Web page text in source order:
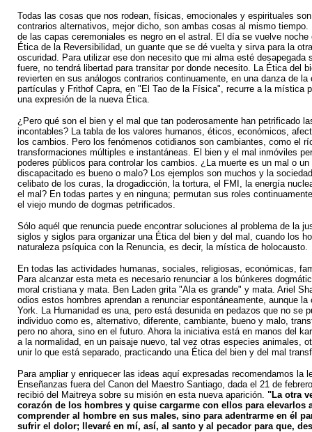
Todas las cosas que nos rodean, físicas, emocionales y espirituales
contrarios alternativos, mejor dicho, son ambas cosas al mismo
de las capas ceremoniales es negro en el astral. El día se vuelve
Ética de la Reversibilidad, un guante que se dé vuelta y sirva para la
oscuridad. Para utilizar ese don necesito que mi alma esté
fuere, no tendrá libertad para transitar por donde necesito. La Ética del
revierten en sus análogos contrarios continuamente, en una danza de
partículas y Frithof Capra, en "El Tao de la Física", recurre a la mística
una expresión de la nueva Ética.
¿Pero qué son el bien y el mal que tan poderosamente han petrificado
incontables? La tabla de los valores humanos, éticos, económicos,
los cambios. Pero los fenómenos cotidianos son cambiantes, como el
transformaciones múltiples e instantáneas. El bien y el mal inmóviles
poderes públicos para controlar los cambios. ¿La muerte es un mal o
discapacitado es bueno o malo? Los ejemplos son muchos y la
celibato de los curas, la drogadicción, la tortura, el FMI, la energía
el mal? En todas partes y en ninguna; permutan sus roles
el viejo mundo de dogmas petrificados.
Sólo aquél que renuncia puede encontrar soluciones al problema de la
siglos y siglos para organizar una Ética del bien y del mal, cuando los
naturaleza psíquica con la Renuncia, es decir, la mística de holocausto.
En todas las actividades humanas, sociales, religiosas, económicas,
Para alcanzar esta meta es necesario renunciar a los búnkeres
moral cristiana y mata. Ben Laden grita "Ala es grande" y mata. Ariel
odios estos hombres aprendan a renunciar espontáneamente, aunque
York. La Humanidad es una, pero está desunida en pedazos que no
individuo como es, alternativo, diferente, cambiante, bueno y malo,
pero no ahora, sino en el futuro. Ahora la iniciativa está en manos del
a la normalidad, en un paisaje nuevo, tal vez otras especies animales,
unir lo que está separado, practicando una Ética del bien y del mal
Para ampliar y enriquecer las ideas aquí expresadas recomendamos
Enseñanzas fuera del Canon del Maestro Santiago, dada el 21 de
recibió del Maitreya sobre su misión en esta nueva aparición. "La otra
corazón de los hombres y quise cargarme con ellos para
comprender al hombre en sus males, sino para adentrarme en él
sufrir el dolor; llevaré en mí, así, al santo y al pecador para que,